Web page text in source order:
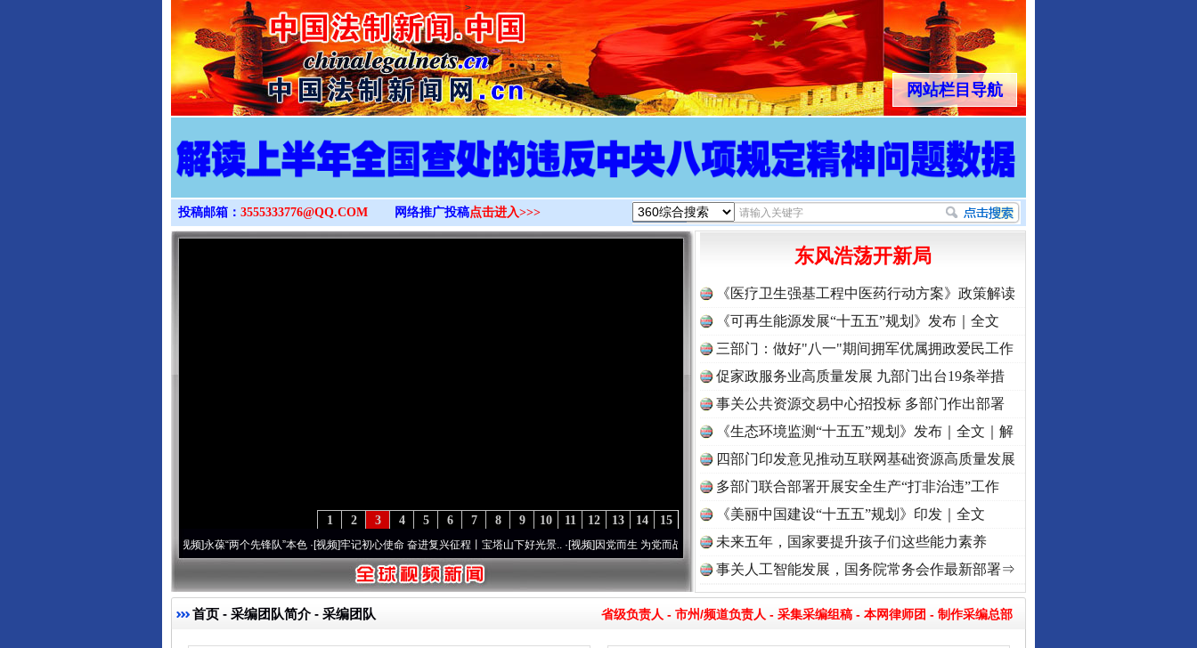
>
网站栏目导航
投稿邮箱： 3555333776@QQ.COM 网络推广投稿点击进入>>>
15
14
13
12
11
10
9
8
7
6
5
4
3
2
1
永葆“两个先锋队”本色·[视频]牢记初心使命 奋进复兴征程丨宝塔山下好光景..·[视频]因党而生 为党而战——百年“纪”事⑧加强纪律.. ·[视频]牢记初心使命 奋进复兴征程丨“转折之城”激荡..
东风浩荡开新局
《医疗卫生强基工程中医药行动方案》政策解读
《可再生能源发展“十五五”规划》发布｜全文
三部门：做好"八一"期间拥军优属拥政爱民工作
促家政服务业高质量发展 九部门出台19条举措
事关公共资源交易中心招投标 多部门作出部署
《生态环境监测“十五五”规划》发布｜全文｜解
读
四部门印发意见推动互联网基础资源高质量发展
多部门联合部署开展安全生产“打非治违”工作
《美丽中国建设“十五五”规划》印发｜全文
未来五年，国家要提升孩子们这些能力素养
事关人工智能发展，国务院常务会作最新部署⇒
首页 - 采编团队简介- 采编团队 省级负责人 - 市州/频道负责人 - 采集采编组稿 - 本网律师团 - 制作采编总部